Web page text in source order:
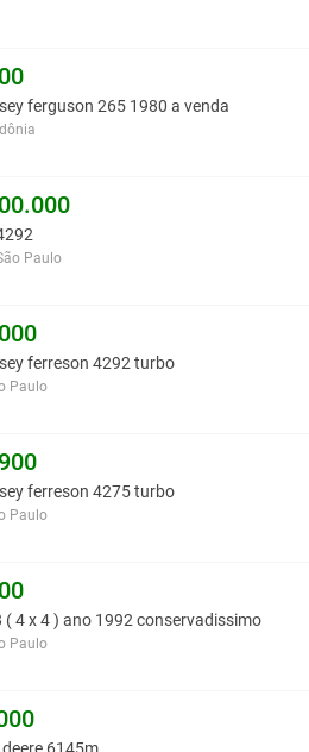
ferguson 265 1980 a venda
Paulo
ferreson 4292 turbo
Paulo
ferreson 4275 turbo
Paulo
( 4 x 4 ) ano 1992 conservadissimo
Paulo